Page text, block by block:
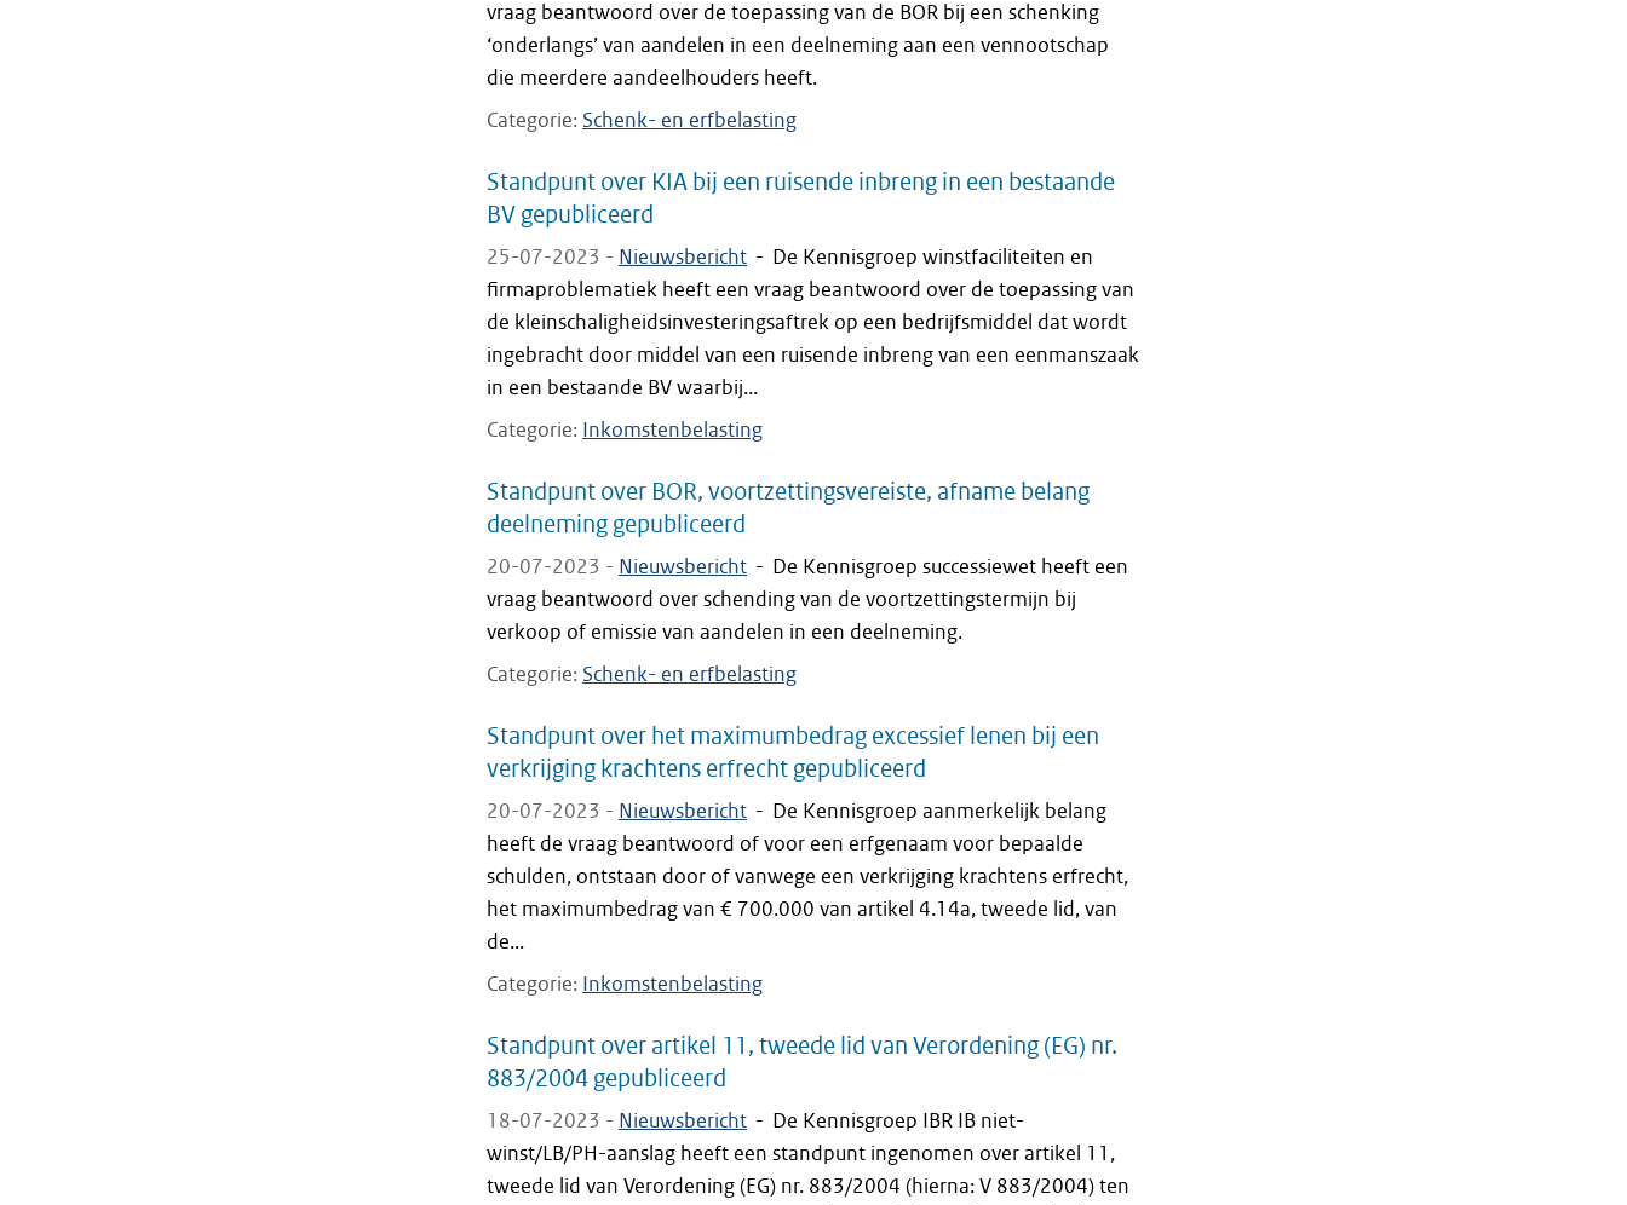
vraag beantwoord over de toepassing van de BOR bij een schenking
‘onderlangs’ van aandelen in een deelneming aan een vennootschap
die meerdere aandeelhouders heeft.
Categorie Schenk- en erfbelasting
Standpunt over KIA bij een ruisende inbreng in een bestaande
BV gepubliceerd
25-07-2023 - Nieuwsbericht - De Kennisgroep winstfaciliteiten en
firmaproblematiek heeft een vraag beantwoord over de toepassing van
de kleinschaligheidsinvesteringsaftrek op een bedrijfsmiddel dat wordt
ingebracht door middel van een ruisende inbreng van een eenmanszaak
in een bestaande BV waarbij...
Categorie Inkomstenbelasting
Standpunt over BOR, voortzettingsvereiste, afname belang
deelneming gepubliceerd
20-07-2023 - Nieuwsbericht - De Kennisgroep successiewet heeft een
vraag beantwoord over schending van de voortzettingstermijn bij
verkoop of emissie van aandelen in een deelneming.
Categorie Schenk- en erfbelasting
Standpunt over het maximumbedrag excessief lenen bij een
verkrijging krachtens erfrecht gepubliceerd
20-07-2023 - Nieuwsbericht - De Kennisgroep aanmerkelijk belang
heeft de vraag beantwoord of voor een erfgenaam voor bepaalde
schulden, ontstaan door of vanwege een verkrijging krachtens erfrecht,
het maximumbedrag van € 700.000 van artikel 4.14a, tweede lid, van
de...
Categorie Inkomstenbelasting
Standpunt over artikel 11, tweede lid van Verordening (EG) nr.
883/2004 gepubliceerd
18-07-2023 - Nieuwsbericht - De Kennisgroep IBR IB niet-
winst/LB/PH-aanslag heeft een standpunt ingenomen over artikel 11,
tweede lid van Verordening (EG) nr. 883/2004 (hierna: V 883/2004) ten